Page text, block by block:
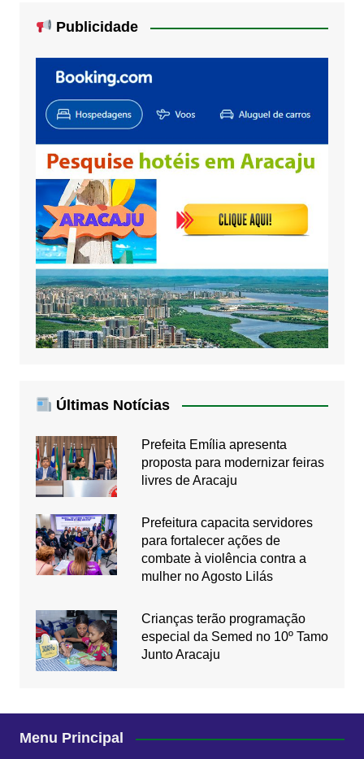
Publicidade
Últimas Notícias
Prefeita Emília apresenta
proposta para modernizar feiras
livres de Aracaju
Prefeitura capacita servidores
para fortalecer ações de
combate à violência contra a
mulher no Agosto Lilás
Crianças terão programação
especial da Semed no 10º Tamo
Junto Aracaju
Menu Principal